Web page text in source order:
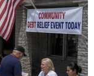
trạng buôn
đã có từ
chết xảy ra ở